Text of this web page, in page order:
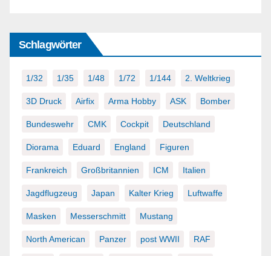
Schlagwörter
1/32 1/35 1/48 1/72 1/144 2. Weltkrieg
3D Druck Airfix Arma Hobby ASK Bomber
Bundeswehr CMK Cockpit Deutschland
Diorama Eduard England Figuren
Frankreich Großbritannien ICM Italien
Jagdflugzeug Japan Kalter Krieg Luftwaffe
Masken Messerschmitt Mustang
North American Panzer post WWII RAF